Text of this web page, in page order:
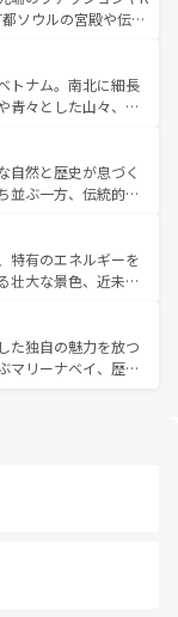
分に味わいつくそ
い台湾の食文化も魅
エティ豊かな料理
コンテンツ一覧を参
ソウルの宮殿や伝統
美を楽しむことが
のストリートフード
る。夜には、韓国な
力を心ゆくまで味
の韓国情報はコンテンツ一
トナム。南北に細長
青々とした山々、世
の古い町並みやホ
も、独特の雰囲気を
豊かさとおいしさで
ーヒーなどは、ぜ
てもあたたかい人々
忘れられない旅にな
自然と歴史が息づく
並ぶ一方、伝統的な
マイなどの山岳地
ットやクラビの美し
ができる。タイ料理
にも異なる楽しみ
々、仏教を中心とし
れる旅人を魅了し続
特有のエネルギーを
壮大な景色、近未来
スポットが密集し
も魅力。息をのむよ
を存分に楽しみ尽く
た独自の魅力を放つ
マリーナベイ、歴史
外せないスポット